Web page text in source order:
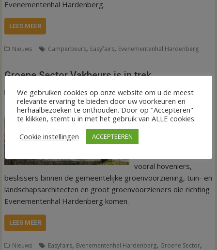
Evenementenhal Hardenberg.
LEES MEER
Nieuws Camperbeurs, Easyfairs, Evenementenhal Hardenberg
Groene Sector Vakbeurs is in trek
12 januari 2023 Tineke Eilander-van den Hof
De Groene Sector
Vakbeurs in de
Easyfairs
Evenementenhal is
vooral hoveniers,
beslissers binnen de gemeentelijke groenvoorziening, tuin- en
landschapsarchitecten en groot groenvoorzieners die richting
Evenementenhal Hardenberg komen.
LEES MEER
Nieuws Easyfairs, Evenementenhal Hardenberg, Groene Sector,
We gebruiken cookies op onze website om u de meest
relevante ervaring te bieden door uw voorkeuren en
herhaalbezoeken te onthouden. Door op "Accepteren"
te klikken, stemt u in met het gebruik van ALLE cookies.
Cookie instellingen
ACCEPTEEREN